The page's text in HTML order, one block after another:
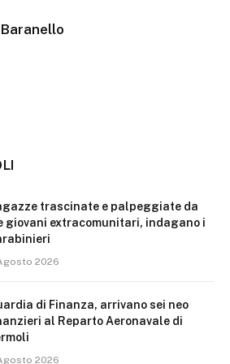
trascinate e palpeggiate da
giovani extracomunitari, indagano i
2026
di Finanza, arrivano sei neo
al Reparto Aeronavale di
2026